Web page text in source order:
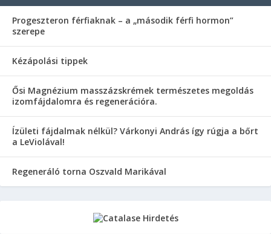
Progeszteron férfiaknak – a „második férfi hormon”
szerepe
Kézápolási tippek
Ősi Magnézium masszázskrémek természetes megoldás
izomfájdalomra és regenerációra.
Ízületi fájdalmak nélkül? Várkonyi András így rúgja a bőrt
a LeViolával!
Regeneráló torna Oszvald Marikával